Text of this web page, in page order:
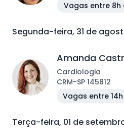
Vagas entre 8h
Segunda-feira, 31 de
Amanda
Cardiologia
CRM-SP 145812
Vagas entre 14h
Terça-feira, 01 de